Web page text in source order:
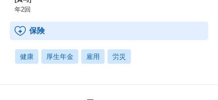
年2回
保険
健康 厚生年金 雇用 労災